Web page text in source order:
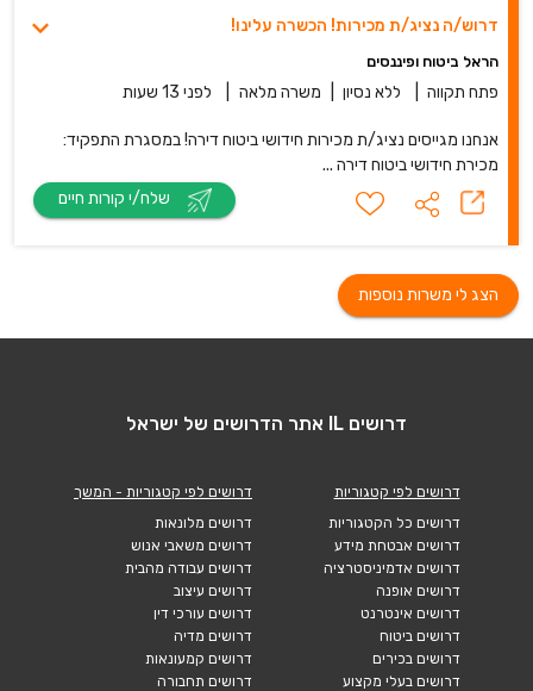
דרוש/ה נציג/ת מכירות! הכשרה עלינו!
הראל ביטוח ופיננסים
פתח תקווה ללא נסיון משרה מלאה לפני 13 שעות
אנחנו מגייסים נציג/ת מכירות חידושי ביטוח דירה! במסגרת התפקיד:
מכירת חידושי ביטוח דירה ...
הצג לי משרות נוספות
דרושים IL אתר הדרושים של ישראל
דרושים לפי קטגוריות
דרושים כל הקטגוריות
דרושים אבטחת מידע
דרושים אדמיניסטרציה
דרושים אופנה
דרושים אינטרנט
דרושים ביטוח
דרושים בכירים
דרושים בעלי מקצוע
דרושים לפי קטגוריות - המשך
דרושים מלונאות
דרושים משאבי אנוש
דרושים עבודה מהבית
דרושים עיצוב
דרושים עורכי דין
דרושים מדיה
דרושים קמעונאות
דרושים תחבורה